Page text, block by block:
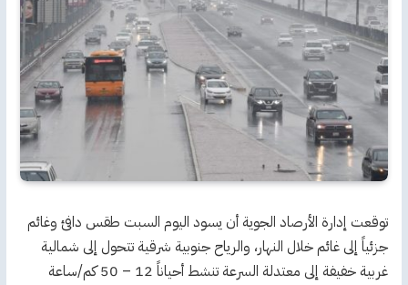
توقعت إدارة الأرصاد الجوية أن يسود اليوم السبت طقس دافئ وغائم
جزئياً إلى غائم خلال النهار، والرياح جنوبية شرقية تتحول إلى شمالية
غربية خفيفة إلى معتدلة السرعة تنشط أحياناً 12 – 50 كم/ساعة